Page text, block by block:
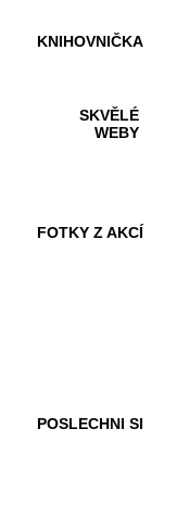
KNIHOVNIČKA
SKVĚLÉ
WEBY
FOTKY Z AKCÍ
POSLECHNI SI